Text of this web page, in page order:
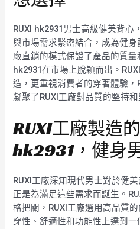
RUXI hk2931男士高級健美背心
與市場需求緊密結合，成為健身
廠直銷的模式保證了產品的質量
hk2931在市場上脫穎而出。
造，更重視消費者的穿著體驗，
凝聚了RUXI工廠對品質的堅持
RUXI工廠製造
hk2931，健身
RUXI工廠深知現代男士對於健
正是為滿足這些需求而誕生。
格把關，RUXI工廠選用高品質
穿性、舒適性和功能性上達到